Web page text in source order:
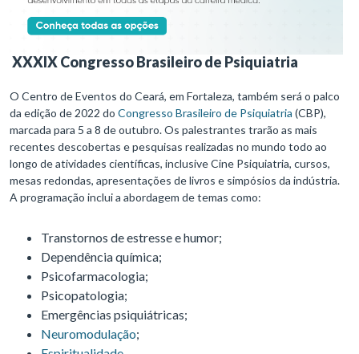
XXXIX Congresso Brasileiro de Psiquiatria
O Centro de Eventos do Ceará, em Fortaleza, também será o palco
da edição de 2022 do Congresso Brasileiro de Psiquiatria (CBP),
marcada para 5 a 8 de outubro. Os palestrantes trarão as mais
recentes descobertas e pesquisas realizadas no mundo todo ao
longo de atividades científicas, inclusive Cine Psiquiatria, cursos,
mesas redondas, apresentações de livros e simpósios da indústria.
A programação inclui a abordagem de temas como:
Transtornos de estresse e humor;
Dependência química;
Psicofarmacologia;
Psicopatologia;
Emergências psiquiátricas;
Neuromodulação;